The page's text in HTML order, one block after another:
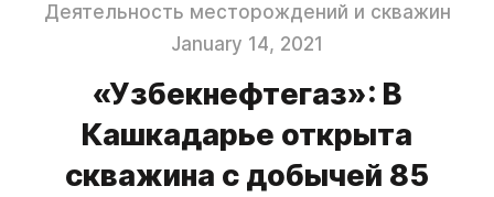
Деятельность месторождений и скважин
January 14, 2021
«Узбекнефтегаз»: В
Кашкадарье открыта
скважина с добычей 85